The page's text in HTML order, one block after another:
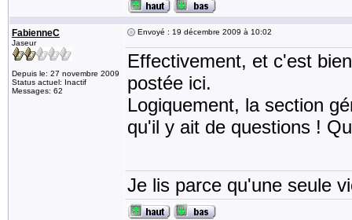
FabienneC
Jaseur
Depuis le: 27 novembre 2009
Status actuel: Inactif
Messages: 62
Envoyé : 19 décembre 2009 à 10:02
Effectivement, et c'est
postée ici.
Logiquement, la section
qu'il y ait de questions !
Je lis parce qu'une seule